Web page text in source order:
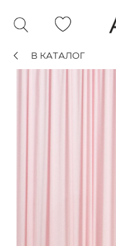
В КАТАЛОГ